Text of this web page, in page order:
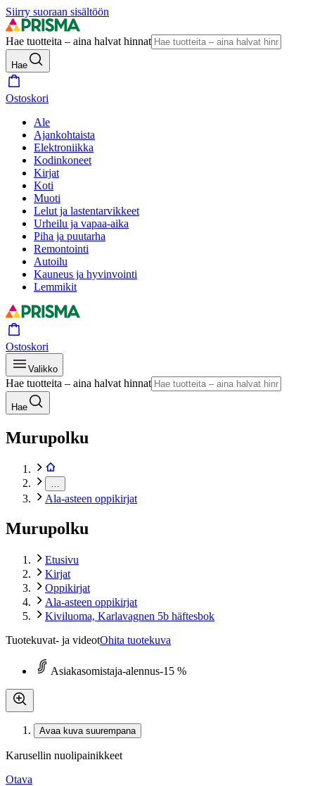
Siirry suoraan sisältöön
Hae tuotteita – aina halvat hinnat
Hae
Ostoskori
Ale
Ajankohtaista
Elektroniikka
Kodinkoneet
Kirjat
Koti
Muoti
Lelut ja lastentarvikkeet
Urheilu ja vapaa-aika
Piha ja puutarha
Remontointi
Autoilu
Kauneus ja hyvinvointi
Lemmikit
Ostoskori
Valikko
Hae tuotteita – aina halvat hinnat
Hae
Murupolku
Ala-asteen oppikirjat
Murupolku
Etusivu
Kirjat
Oppikirjat
Ala-asteen oppikirjat
Kiviluoma, Karlavagnen 5b häftesbok
Tuotekuvat- ja videotOhita tuotekuva
Asiakasomistaja-alennus-15 %
Avaa kuva suurempana
Karusellin nuolipainikkeet
Otava